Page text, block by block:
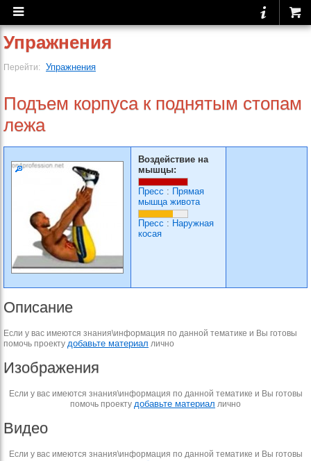
Упражнения
Перейти: Упражнения
Подъем корпуса к поднятым стопам
лежа
Воздействие на
мышцы:
Пресс : Прямая
мышца живота
Пресс : Наружная
косая
Описание
Если у вас имеются знания\информация по данной тематике и Вы готовы
помочь проекту добавьте материал лично
Изображения
Если у вас имеются знания\информация по данной тематике и Вы готовы
помочь проекту добавьте материал лично
Видео
Если у вас имеются знания\информация по данной тематике и Вы готовы